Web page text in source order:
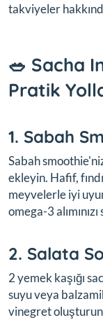
takviyeler
🥗 Sacha
Pratik
1. Sabah
Sabah
ekleyin. Hafif,
meyvelerle iyi
omega-3
2. Salata
2 yemek kaşığı
suyu veya
vinegret